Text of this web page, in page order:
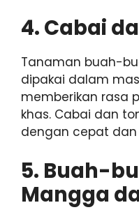
4. Cabai
Tanaman buah-
dipakai dalam
memberikan rasa
khas. Cabai dan
dengan cepat
5. Buah-
Mangga